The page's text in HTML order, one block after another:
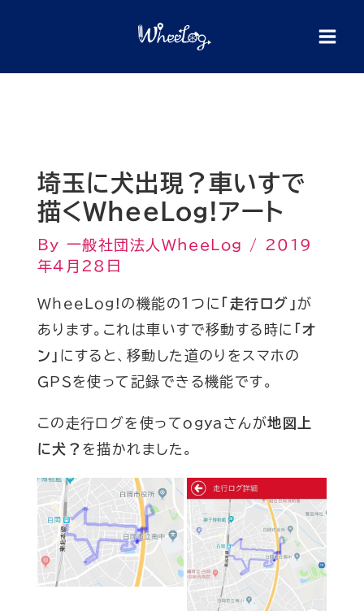
埼玉に犬出現？車いすで
描くWheeLog!アート
By 一般社団法人WheeLog /
2019
年4月28日
WheeLog!の機能の１つに 「走行ログ」 が
あります。これは車いすで移動する時に 「オ
ン」 にすると、移動した道のりをスマホの
GPSを使って記録できる機能です。
この走行ログを使ってogyaさんが地図上
に犬？ を描かれました。